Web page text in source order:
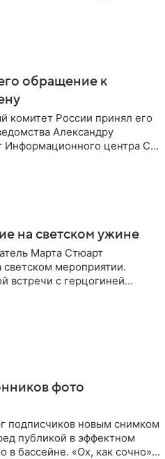
обращение к
комитет России принял его
Александру
Информационного центра СК
на светском ужине
Марта Стюарт
мероприятии.
встречи с герцогиней
фото
подписчиков новым снимком
публикой в эффектном
бассейне. «Ох, как сочно»,